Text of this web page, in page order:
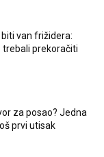
van frižidera:
trebali prekoračiti
za posao? Jedna
prvi utisak